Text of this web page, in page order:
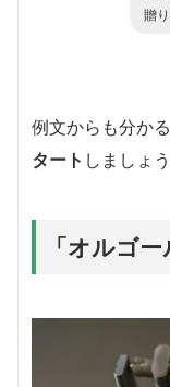
贈
例文からも分かる
タート しましょう
「オルゴ